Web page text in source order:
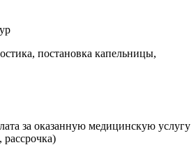
постановка капельницы,
за оказанную медицинскую услугу